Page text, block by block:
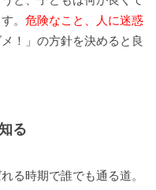
。 危険なこと、人に迷惑
！」の方針を決めると良
る
る時期で誰でも通る道。